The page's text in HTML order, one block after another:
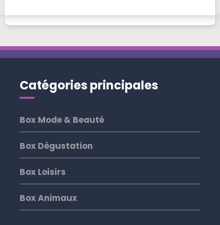
Catégories principales
Box Mode & Beauté
Box Dégustation
Box Loisirs
Box Animaux